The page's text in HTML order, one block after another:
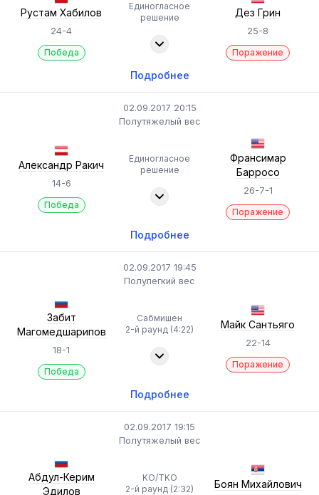
Рустам Хабилов
24-4
Победа
Единогласное
решение
Дез Грин
25-8
Поражение
Подробнее
02.09.2017 20:15
Полутяжелый вес
Александр Ракич
14-6
Победа
Единогласное
решение
Франсимар
Барросо
26-7-1
Поражение
Подробнее
02.09.2017 19:45
Полулегкий вес
Забит
Магомедшарипов
18-1
Победа
Сабмишен
2-й раунд (4:22)
Майк Сантьяго
22-14
Поражение
Подробнее
02.09.2017 19:15
Полутяжелый вес
Абдул-Керим
Эдилов
KO/TKO
2-й раунд (2:32)
Боян Михайлович